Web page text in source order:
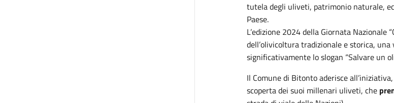
tutela degli uliveti, patrimonio naturale,
Paese.
L’edizione 2024 della Giornata Nazionale
dell’olivicoltura tradizionalee storica, una
significativamente lo slogan “Salvare un
Il Comune di Bitonto aderisce
scoperta dei suoi millenari uliveti, che